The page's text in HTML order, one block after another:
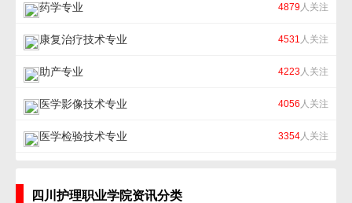
药学专业 4879人关注
康复治疗技术专业 4531 人关注
助产专业 4223人关注
医学影像技术专业 4056 人关注
医学检验技术专业 3354人关注
四川护理职业学院资讯分类